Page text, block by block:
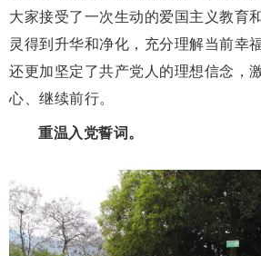
大家接受了一次生动的爱国主义教育
灵得到升华和净化，充分理解当前幸
还更加坚定了共产党人的理想信念，
心、继续前行。
重温入党誓词。